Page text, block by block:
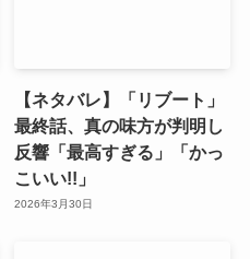
【ネタバレ】「リブート」
最終話、真の味方が判明し
反響「最高すぎる」「かっ
こいい!!」
2026年3月30日